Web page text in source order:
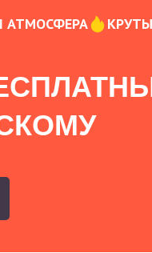
АТМОСФЕРА